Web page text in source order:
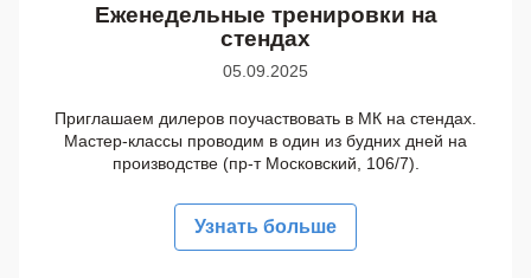
Еженедельные тренировки на
стендах
05.09.2025
Приглашаем дилеров поучаствовать в МК на стендах.
Мастер-классы проводим в один из будних дней на
производстве (пр-т Московский, 106/7).
Узнать больше